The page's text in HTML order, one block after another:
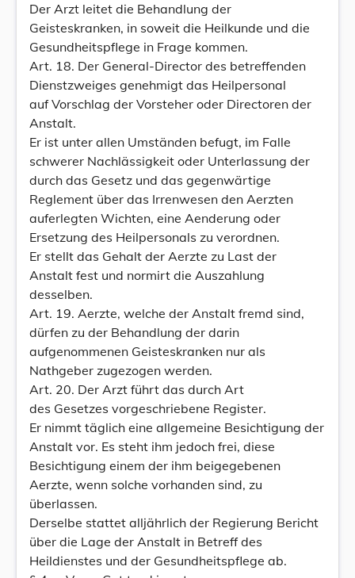
Der Arzt leitet die Behandlung der
Geisteskranken, in soweit die Heilkunde und die
Gesundheitspflege in Frage kommen.
Art. 18. Der General-Director des betreffenden
Dienstzweiges genehmigt das Heilpersonal
auf Vorschlag der Vorsteher oder Directoren der
Anstalt.
Er ist unter allen Umständen befugt, im Falle
schwerer Nachlässigkeit oder Unterlassung der
durch das Gesetz und das gegenwärtige
Reglement über das Irrenwesen den Aerzten
auferlegten Wichten, eine Aenderung oder
Ersetzung des Heilpersonals zu verordnen.
Er stellt das Gehalt der Aerzte zu Last der
Anstalt fest und normirt die Auszahlung
desselben.
Art. 19. Aerzte, welche der Anstalt fremd sind,
dürfen zu der Behandlung der darin
aufgenommenen Geisteskranken nur als
Nathgeber zugezogen werden.
Art. 20. Der Arzt führt das durch Art
des Gesetzes vorgeschriebene Register.
Er nimmt täglich eine allgemeine Besichtigung der
Anstalt vor. Es steht ihm jedoch frei, diese
Besichtigung einem der ihm beigegebenen
Aerzte, wenn solche vorhanden sind, zu
überlassen.
Derselbe stattet alljährlich der Regierung Bericht
über die Lage der Anstalt in Betreff des
Heildienstes und der Gesundheitspflege ab.